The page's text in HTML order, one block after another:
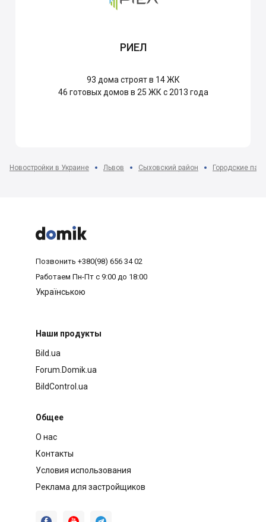
РИЕЛ
93 дома строят в 14 ЖК
46 готовых домов в 25 ЖК с 2013 года
Новостройки в Украине Львов Сыховский район Городские



Позвонить +380(98) 656 34 02
Работаем Пн-Пт с 9:00 до 18:00
Українською
Наши продукты
Bild.ua
Forum.Domik.ua
BildControl.ua
Общее
О нас
Контакты
Условия использования
Реклама для застройщиков